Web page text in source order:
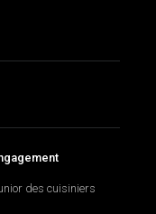
des cuisiniers